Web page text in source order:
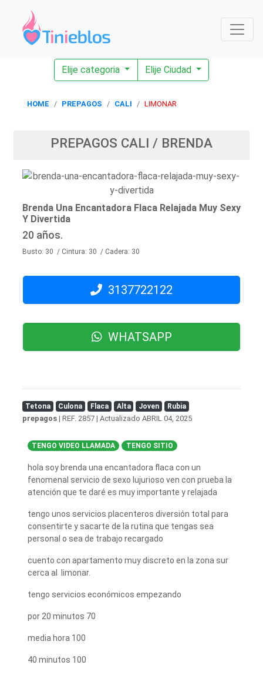
Elije categoria Elije Ciudad
HOME PREPAGOS CALI LIMONAR
PREPAGOS CALI / BRENDA
Brenda Una Encantadora Flaca Relajada Muy Sexy
Y Divertida
20 años.
Busto: 30 / Cintura: 30 / Cadera: 30
3137722122
WHATSAPP
Tetona Culona Flaca Alta Joven Rubia
prepagos | REF. 2857 | Actualizado ABRIL 04, 2025
TENGO VIDEO LLAMADA TENGO SITIO
hola soy brenda una encantadora flaca con un
fenomenal servicio de sexo lujurioso ven con prueba la
atención que te daré es muy importante y relajada
tengo unos servicios placenteros diversión total para
consentirte y sacarte de la rutina que tengas sea
personal o sea de trabajo recargado
cuento con apartamento muy discreto en la zona sur
cerca al limonar.
tengo servicios económicos empezando
por 20 minutos 70
media hora 100
40 minutos 100